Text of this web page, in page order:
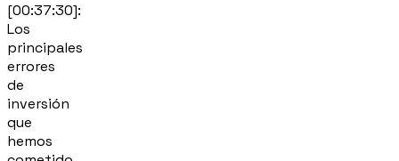
[00:37:30]:
Los
principales
errores
de
inversión
que
hemos